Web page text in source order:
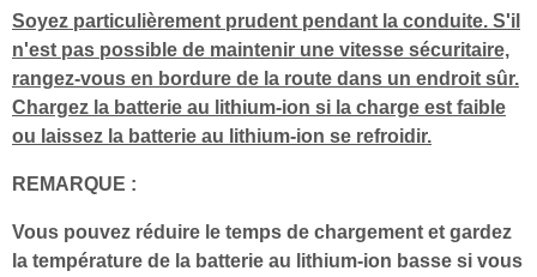
Soyez particulièrement prudent pendant la conduite. S'il
n'est pas possible de maintenir une vitesse sécuritaire,
rangez-vous en bordure de la route dans un endroit sûr.
Chargez la batterie au lithium-ion si la charge est faible
ou laissez la batterie au lithium-ion se refroidir.
REMARQUE :
Vous pouvez réduire le temps de chargement et gardez
la température de la batterie au lithium-ion basse si vous